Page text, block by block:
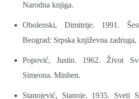
Narodna knjiga.
Obolenski, Dimitrije. 1991.
Beograd: Srpska književna zadruga,
Popović, Justin. 1962. Život
Simeona. Minhen.
Stanojević, Stanoje. 1935. Sveti